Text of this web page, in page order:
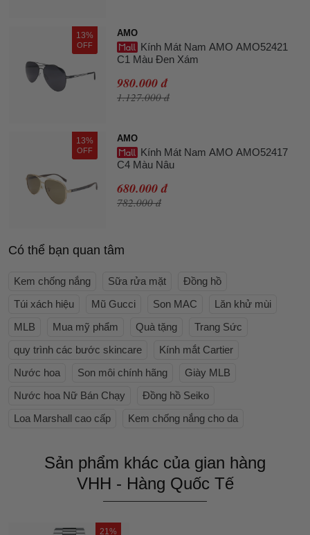
13%
OFF
AMO
Kính Mát Nam AMO AMO52421
C1 Màu Đen Xám
980.000 đ
1.127.000 đ
13%
OFF
AMO
Kính Mát Nam AMO AMO52417
C4 Màu Nâu
680.000 đ
782.000 đ
Có thể bạn quan tâm
Kem chống nắng Sữa rửa mặt
Đồng hồ
Túi xách hiệu
Mũ Gucci Son MAC
Lăn khử mùi
MLB
Mua mỹ phẩm Quà tặng
Trang Sức
quy trình các bước skincare
Kính mắt Cartier
Nước hoa
Son môi chính hãng
Giày MLB
Nước hoa Nữ Bán Chạy
Đồng hồ Seiko
Loa Marshall cao cấp
Kem chống nắng cho da
Sản phẩm khác của gian hàng
VHH - Hàng Quốc Tế
21%